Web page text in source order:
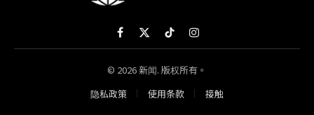
Facebook
X
(Twitter)
TikTokInstagram
© 2026 新闻. 版权所有。
隐私政策
使用条款 接触